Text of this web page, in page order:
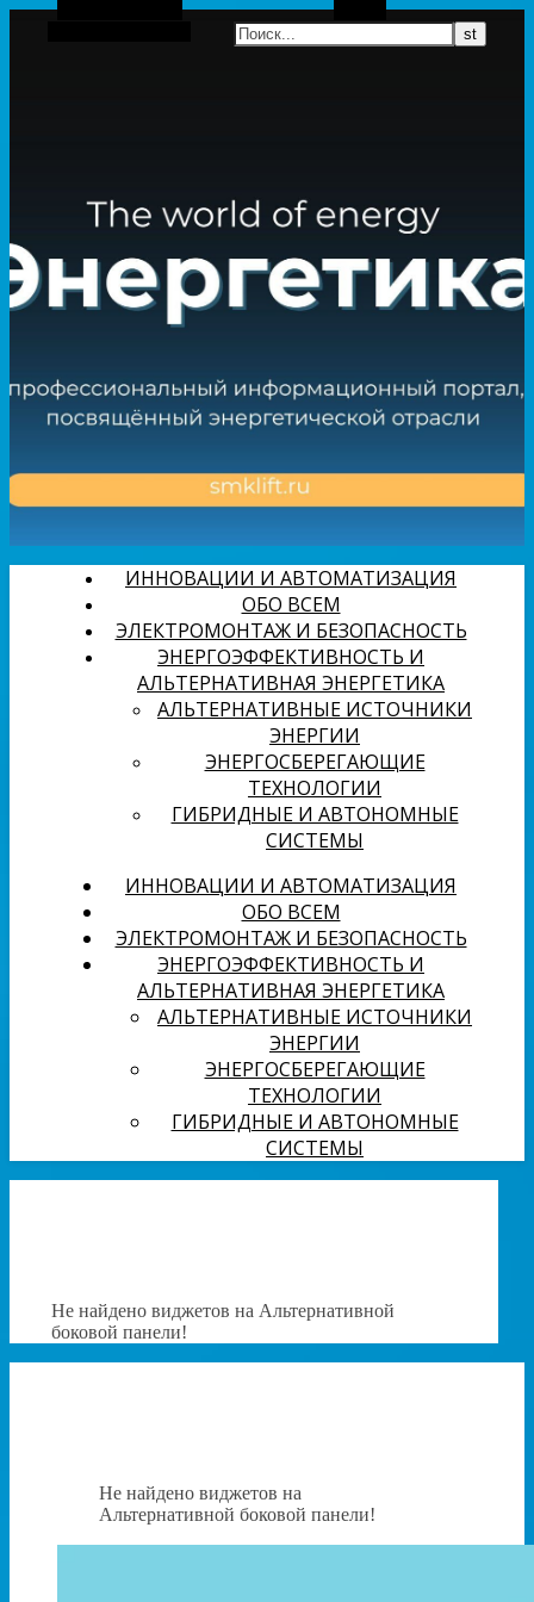
Боковая панель
ИННОВАЦИИ И АВТОМАТИЗАЦИЯ
ОБО ВСЕМ
ЭЛЕКТРОМОНТАЖ И БЕЗОПАСНОСТЬ
ЭНЕРГОЭФФЕКТИВНОСТЬ И
АЛЬТЕРНАТИВНАЯ ЭНЕРГЕТИКА
АЛЬТЕРНАТИВНЫЕ ИСТОЧНИКИ
ЭНЕРГИИ
ЭНЕРГОСБЕРЕГАЮЩИЕ
ТЕХНОЛОГИИ
ГИБРИДНЫЕ И АВТОНОМНЫЕ
СИСТЕМЫ
ИННОВАЦИИ И АВТОМАТИЗАЦИЯ
ОБО ВСЕМ
ЭЛЕКТРОМОНТАЖ И БЕЗОПАСНОСТЬ
ЭНЕРГОЭФФЕКТИВНОСТЬ И
АЛЬТЕРНАТИВНАЯ ЭНЕРГЕТИКА
АЛЬТЕРНАТИВНЫЕ ИСТОЧНИКИ
ЭНЕРГИИ
ЭНЕРГОСБЕРЕГАЮЩИЕ
ТЕХНОЛОГИИ
ГИБРИДНЫЕ И АВТОНОМНЫЕ
СИСТЕМЫ
Не найдено виджетов на Альтернативной
боковой панели!
Не найдено виджетов на
Альтернативной боковой панели!